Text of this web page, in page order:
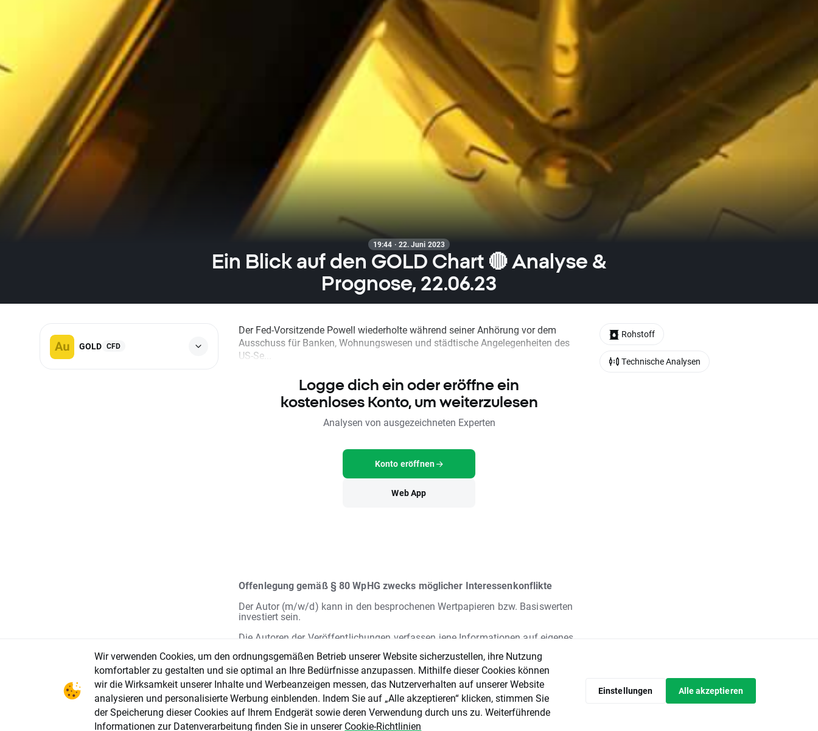
19:44 · 22. Juni 2023
Ein Blick auf den GOLD Chart 🔴 Analyse &
Prognose, 22.06.23
GOLD CFD
Der Fed-Vorsitzende Powell wiederholte während seiner Anhörung vor dem
Ausschuss für Banken, Wohnungswesen und städtische Angelegenheiten des
US-Se...
Logge dich ein oder eröffne ein
kostenloses Konto, um weiterzulesen
Analysen von ausgezeichneten Experten
Konto eröffnen
Web App
Offenlegung gemäß § 80 WpHG zwecks möglicher Interessenkonflikte
Der Autor (m/w/d) kann in den besprochenen Wertpapieren bzw. Basiswerten
investiert sein.
Die Autoren der Veröffentlichungen verfassen jene Informationen auf eigenes
Anlageziele und Bedürfnisse bestimmter Personen verfasst.
Veröffentlichungen von XTB, die bestimmte Situationen an den
Finanzmärkten kommentieren sowie allgemeine Aussagen von Mitarbeitern
von XTB hinsichtlich der Finanzmärkte, stellenkeine Beratung des Kunden
durch XTB dar und können auch nicht als solche ausgelegt werden. Die
Publikation stellt weder ein Angebot noch eine Beratung, Empfehlung oder
Aufforderung zum Kauf, Verkauf oder Halten irgendeiner Finanzanlage dar.
Rohstoff
Technische Analysen
Wir verwenden Cookies, um den ordnungsgemäßen Betrieb unserer Website sicherzustellen, ihre Nutzung
komfortabler zu gestalten und sie optimal an Ihre Bedürfnisse anzupassen. Mithilfe dieser Cookies können
wir die Wirksamkeit unserer Inhalte und Werbeanzeigen messen, das Nutzerverhalten auf unserer Website
analysieren und personalisierte Werbung einblenden. Indem Sie auf „Alle akzeptieren“ klicken, stimmen Sie
der Speicherung dieser Cookies auf Ihrem Endgerät sowie deren Verwendung durch uns zu. Weiterführende
Informationen zur Datenverarbeitung finden Sie in unsererCookie-Richtlinien
Einstellungen Alle akzeptieren